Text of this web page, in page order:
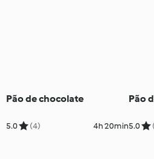
Pão de chocolate
5.0 (4) 4h 20min
Pão
5.0